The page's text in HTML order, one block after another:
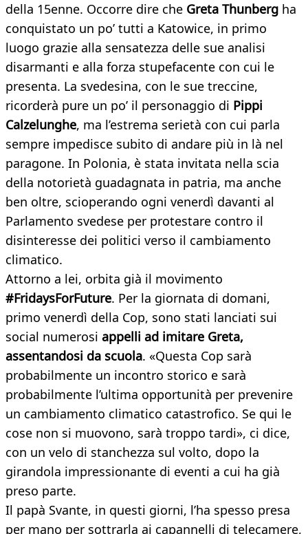
della 15enne. Occorre dire che Greta Thunberg ha
conquistato un po’ tutti a Katowice, in primo
luogo grazie alla sensatezza delle sue analisi
disarmanti e alla forza stupefacente con cui le
presenta. La svedesina, con le sue treccine,
ricorderà pure un po’ il personaggio di Pippi
Calzelunghe, ma l’estrema serietà con cui parla
sempre impedisce subito di andare più in là nel
paragone. In Polonia, è stata invitata nella scia
della notorietà guadagnata in patria, ma anche
ben oltre, scioperando ogni venerdì davanti al
Parlamento svedese per protestare contro il
disinteresse dei politici verso il cambiamento
climatico.
Attorno a lei, orbita già il movimento
#FridaysForFuture. Per la giornata di domani,
primo venerdì della Cop, sono stati lanciati sui
social numerosi appelli ad imitare Greta,
assentandosi da scuola. «Questa Cop sarà
probabilmente un incontro storico e sarà
probabilmente l’ultima opportunità per prevenire
un cambiamento climatico catastrofico. Se qui le
cose non si muovono, sarà troppo tardi», ci dice,
con un velo di stanchezza sul volto, dopo la
girandola impressionante di eventi a cui ha già
preso parte.
Il papà Svante, in questi giorni, l’ha spesso presa
per mano per sottrarla ai capannelli di telecamere,